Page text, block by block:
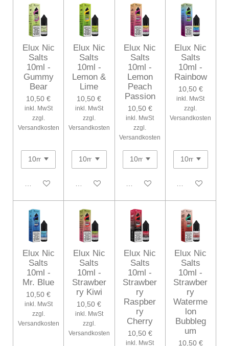
Elux Nic
Salts
10ml -
Gummy
Bear
10,50 €
inkl. MwSt
zzgl.
Versandkosten
In den Warenkorb
Elux Nic
Salts
10ml -
Lemon &
Lime
10,50 €
inkl. MwSt
zzgl.
Versandkosten
In den Warenkorb
Elux Nic
Salts
10ml -
Lemon
Peach
Passion
10,50 €
inkl. MwSt
zzgl.
Versandkosten
In den Warenkorb
Elux Nic
Salts
10ml -
Rainbow
10,50 €
inkl. MwSt
zzgl.
Versandkosten
In den
Elux Nic
Salts
10ml -
Mr. Blue
10,50 €
inkl. MwSt
zzgl.
Versandkosten
Elux Nic
Salts
10ml -
Strawber
ry Kiwi
10,50 €
inkl. MwSt
zzgl.
Versandkosten
Elux Nic
Salts
10ml -
Strawber
ry
Raspber
ry
Cherry
10,50 €
inkl. MwSt
Elux Nic
Salts
10ml -
Strawber
ry
Waterme
lon
Bubbleg
um
10,50 €